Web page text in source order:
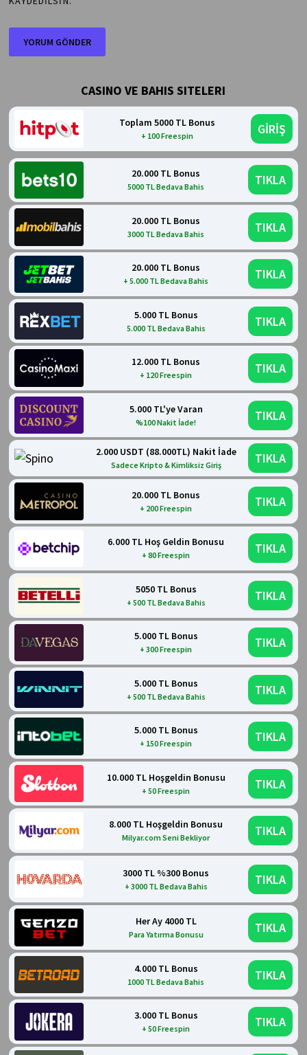
CASINO VE BAHIS SITELERI
Toplam 5000 TL Bonus
+ 100 Freespin GİRİŞ
20.000 TL Bonus
5000 TL Bedava Bahis TIKLA
20.000 TL Bonus
3000 TL Bedava Bahis TIKLA
20.000 TL Bonus
+ 5.000 TL Bedava Bahis TIKLA
5.000 TL Bonus
5.000 TL Bedava Bahis TIKLA
12.000 TL Bonus
+ 120 Freespin TIKLA
5.000 TL'ye Varan
%100 Nakit İade! TIKLA
2.000 USDT (88.000TL) Nakit İade
Sadece Kripto & Kimliksiz Giriş TIKLA
20.000 TL Bonus
+ 200 Freespin TIKLA
6.000 TL Hoş Geldin Bonusu
+ 80 Freespin TIKLA
5050 TL Bonus
+ 500 TL Bedava Bahis TIKLA
5.000 TL Bonus
+ 300 Freespin TIKLA
5.000 TL Bonus
+ 500 TL Bedava Bahis TIKLA
5.000 TL Bonus
+ 150 Freespin TIKLA
10.000 TL Hoşgeldin Bonusu
+ 50 Freespin TIKLA
8.000 TL Hoşgeldin Bonusu
Milyar.com Seni Bekliyor TIKLA
3000 TL %300 Bonus
+ 3000 TL Bedava Bahis TIKLA
Her Ay 4000 TL
Para Yatırma Bonusu TIKLA
4.000 TL Bonus
1000 TL Bedava Bahis TIKLA
3.000 TL Bonus
+ 50 Freespin TIKLA